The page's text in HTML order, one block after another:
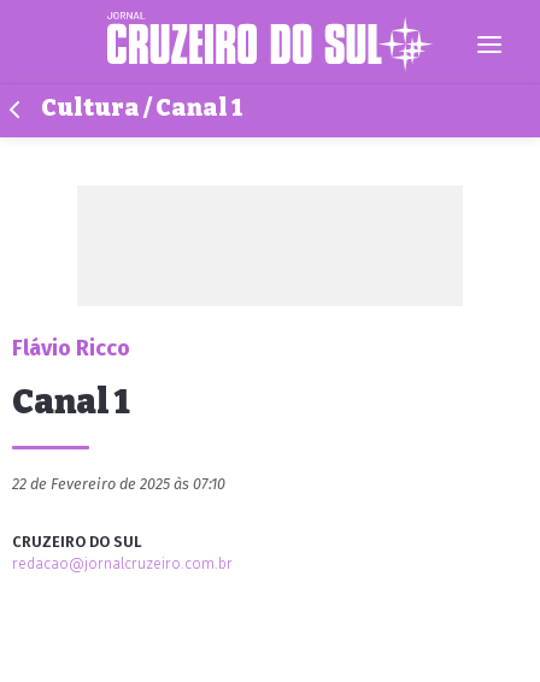
Cultura / Canal 1
Flávio Ricco
Canal 1
22 de Fevereiro de 2025 às 07:10
CRUZEIRO DO SUL
redacao@jornalcruzeiro.com.br